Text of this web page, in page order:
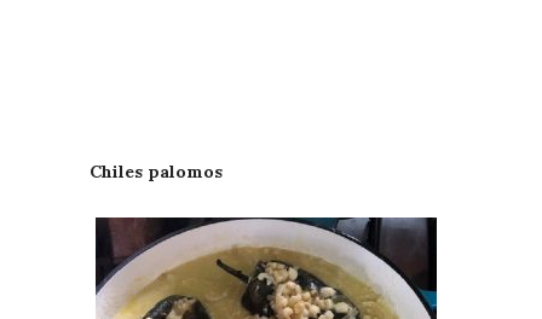
Chiles palomos